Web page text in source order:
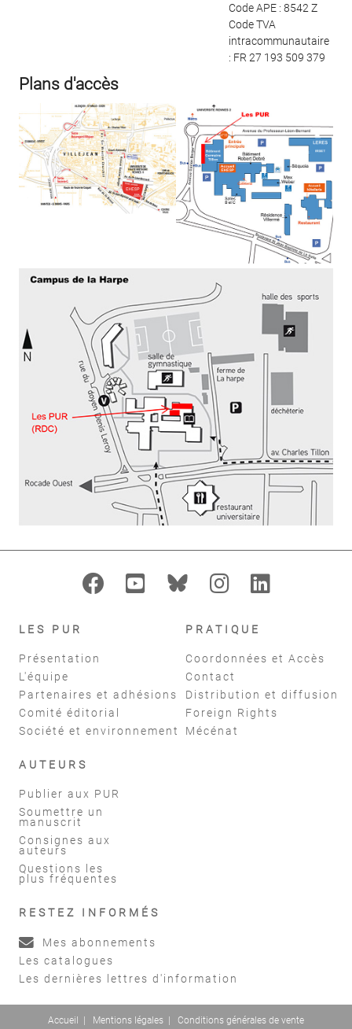
Code APE : 8542 Z
Code TVA
intracommunautaire
: FR 27 193 509 379
Plans d'accès
LES PUR
Présentation
L'équipe
Partenaires et adhésions
Comité éditorial
Société et environnement
PRATIQUE
Coordonnées et Accès
Contact
Distribution et diffusion
Foreign Rights
Mécénat
AUTEURS
Publier aux PUR
Soumettre un
manuscrit
Consignes aux
auteurs
Questions les
plus fréquentes
RESTEZ INFORMÉS
Mes abonnements
Les catalogues
Les dernières lettres d'information
Accueil Mentions légales Conditions générales de vente